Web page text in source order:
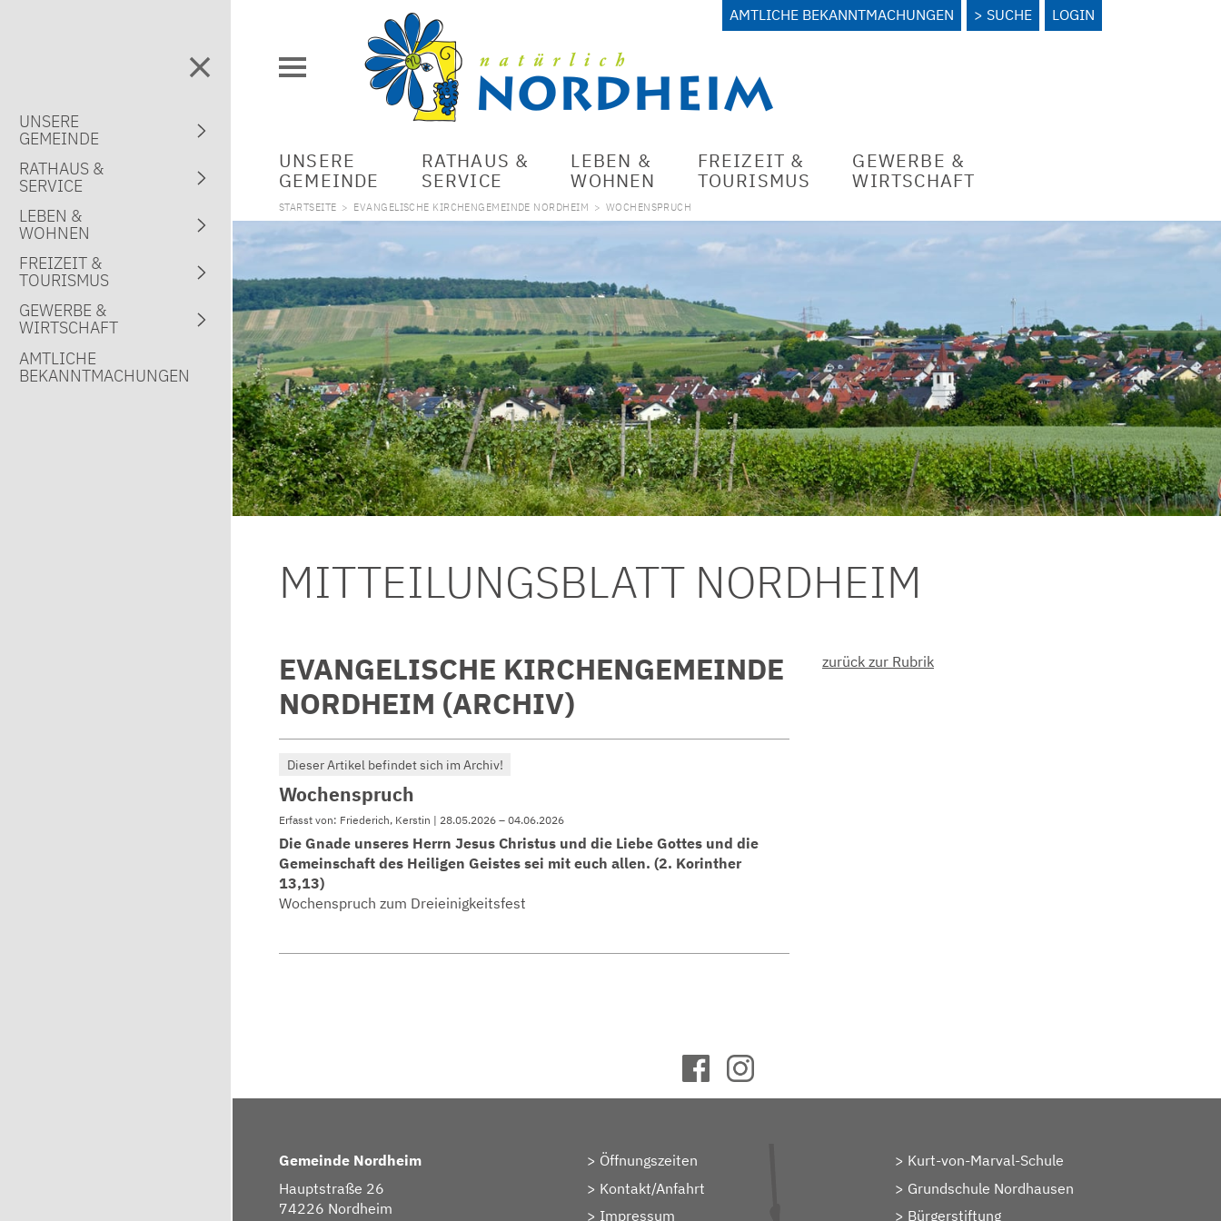
AMTLICHE BEKANNTMACHUNGEN SUCHE LOGIN
UNSERE
GEMEINDE
RATHAUS &
SERVICE
LEBEN &
WOHNEN
FREIZEIT &
TOURISMUS
GEWERBE &
WIRTSCHAFT
STARTSEITE > EVANGELISCHE KIRCHENGEMEINDE NORDHEIM > WOCHENSPRUCH
MITTEILUNGSBLATT NORDHEIM
EVANGELISCHE KIRCHENGEMEINDE
NORDHEIM (ARCHIV)
Dieser Artikel befindet sich im Archiv!
Wochenspruch
Erfasst von: Friederich, Kerstin | 28.05.2026 – 04.06.2026
Die Gnade unseres Herrn Jesus Christus und die Liebe Gottes und die
Gemeinschaft des Heiligen Geistes sei mit euch allen. (2. Korinther
13,13)
Wochenspruch zum Dreieinigkeitsfest
zurück zur Rubrik
Gemeinde Nordheim
Hauptstraße 26
74226 Nordheim
Öffnungszeiten
Kontakt/Anfahrt
Impressum
Kurt-von-Marval-Schule
Grundschule Nordhausen
Bürgerstiftung
UNSERE
GEMEINDE
RATHAUS &
SERVICE
LEBEN &
WOHNEN
FREIZEIT &
TOURISMUS
GEWERBE &
WIRTSCHAFT
AMTLICHE
BEKANNTMACHUNGEN